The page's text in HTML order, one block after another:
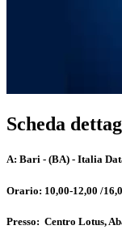
Scheda
A: Bari - (BA) - Italia
Orario: 10,00-12,00 /
Presso: Centro Lotus,